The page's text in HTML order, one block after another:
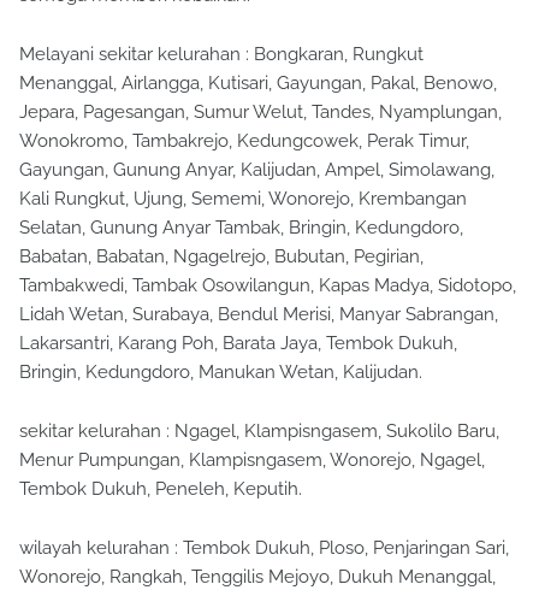
Melayani sekitar kelurahan : Bongkaran, Rungkut
Menanggal, Airlangga, Kutisari, Gayungan, Pakal, Benowo,
Jepara, Pagesangan, Sumur Welut, Tandes, Nyamplungan,
Wonokromo, Tambakrejo, Kedungcowek, Perak Timur,
Gayungan, Gunung Anyar, Kalijudan, Ampel, Simolawang,
Kali Rungkut, Ujung, Sememi, Wonorejo, Krembangan
Selatan, Gunung Anyar Tambak, Bringin, Kedungdoro,
Babatan, Babatan, Ngagelrejo, Bubutan, Pegirian,
Tambakwedi, Tambak Osowilangun, Kapas Madya, Sidotopo,
Lidah Wetan, Surabaya, Bendul Merisi, Manyar Sabrangan,
Lakarsantri, Karang Poh, Barata Jaya, Tembok Dukuh,
Bringin, Kedungdoro, Manukan Wetan, Kalijudan.
sekitar kelurahan : Ngagel, Klampisngasem, Sukolilo Baru,
Menur Pumpungan, Klampisngasem, Wonorejo, Ngagel,
Tembok Dukuh, Peneleh, Keputih.
wilayah kelurahan : Tembok Dukuh, Ploso, Penjaringan Sari,
Wonorejo, Rangkah, Tenggilis Mejoyo, Dukuh Menanggal,